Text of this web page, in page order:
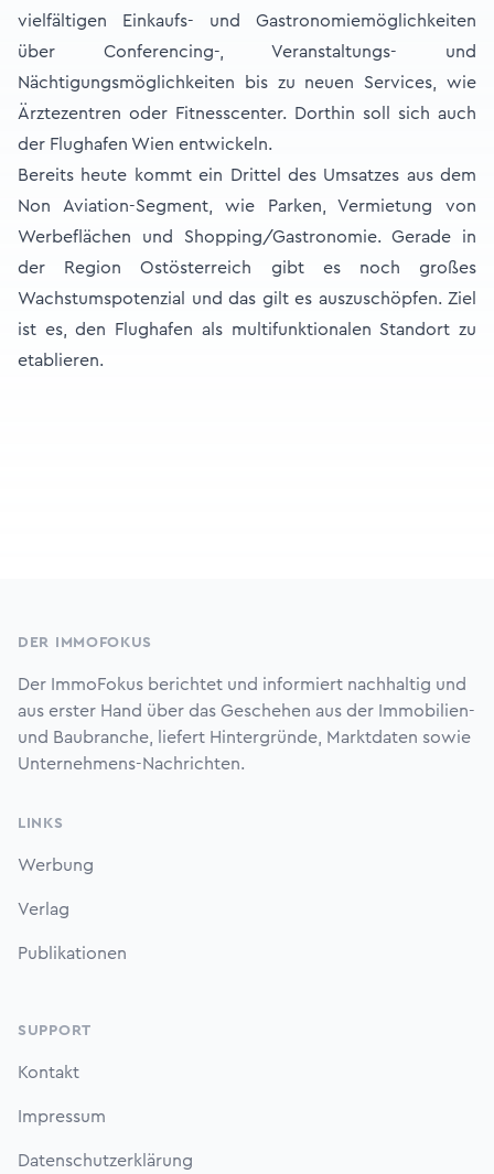
vielfältigen Einkaufs- und Gastronomiemöglichkeiten
über Conferencing-, Veranstaltungs- und
Nächtigungsmöglichkeiten bis zu neuen Services, wie
Ärztezentren oder Fitnesscenter. Dorthin soll sich auch
der Flughafen Wien entwickeln.
Bereits heute kommt ein Drittel des Umsatzes aus dem
Non Aviation-Segment, wie Parken, Vermietung von
Werbeflächen und Shopping/Gastronomie. Gerade in
der Region Ostösterreich gibt es noch großes
Wachstumspotenzial und das gilt es auszuschöpfen. Ziel
ist es, den Flughafen als multifunktionalen Standort zu
etablieren.
DER IMMOFOKUS
Der ImmoFokus berichtet und informiert nachhaltig und
aus erster Hand über das Geschehen aus der Immobilien-
und Baubranche, liefert Hintergründe, Marktdaten sowie
Unternehmens-Nachrichten.
LINKS
Werbung
Verlag
Publikationen
SUPPORT
Kontakt
Impressum
Datenschutzerklärung